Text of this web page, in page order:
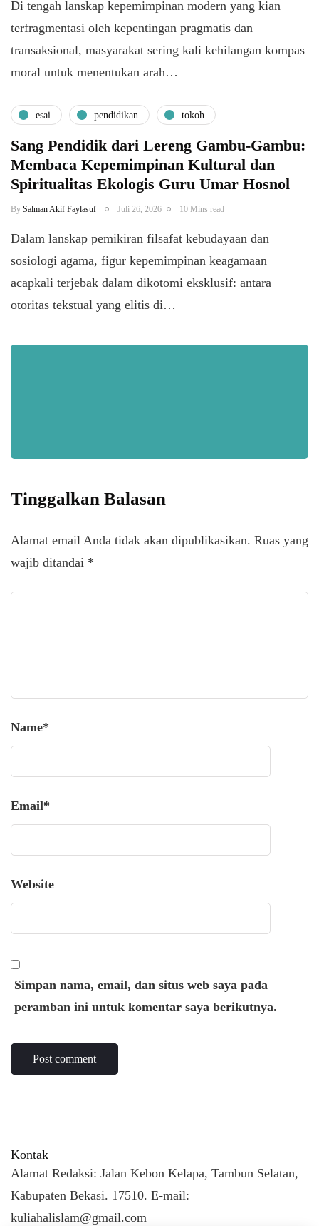
Di tengah lanskap kepemimpinan modern yang kian
terfragmentasi oleh kepentingan pragmatis dan
transaksional, masyarakat sering kali kehilangan kompas
moral untuk menentukan arah…
esai pendidikan tokoh
Sang Pendidik dari Lereng Gambu-Gambu:
Membaca Kepemimpinan Kultural dan
Spiritualitas Ekologis Guru Umar Hosnol
By Salman Akif Faylasuf Juli 26, 2026 10 Mins read
Dalam lanskap pemikiran filsafat kebudayaan dan
sosiologi agama, figur kepemimpinan keagamaan
acapkali terjebak dalam dikotomi eksklusif: antara
otoritas tekstual yang elitis di…
Tinggalkan Balasan
Alamat email Anda tidak akan dipublikasikan. Ruas yang
wajib ditandai *
Name*
Email*
Website
Simpan nama, email, dan situs web saya pada
peramban ini untuk komentar saya berikutnya.
Kontak
Alamat Redaksi: Jalan Kebon Kelapa, Tambun Selatan,
Kabupaten Bekasi. 17510. E-mail:
kuliahalislam@gmail.com